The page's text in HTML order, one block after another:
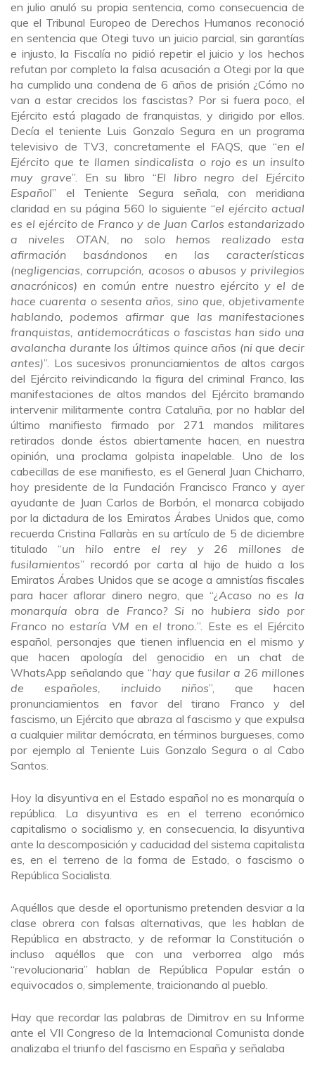
en julio anuló su propia sentencia, como consecuencia de
que el Tribunal Europeo de Derechos Humanos reconoció
en sentencia que Otegi tuvo un juicio parcial, sin garantías
e injusto, la Fiscalía no pidió repetir el juicio y los hechos
refutan por completo la falsa acusación a Otegi por la que
ha cumplido una condena de 6 años de prisión ¿Cómo no
van a estar crecidos los fascistas? Por si fuera poco, el
Ejército está plagado de franquistas, y dirigido por ellos.
Decía el teniente Luis Gonzalo Segura en un programa
televisivo de TV3, concretamente el FAQS, que “en el
Ejército que te llamen sindicalista o rojo es un insulto
muy grave”. En su libro “El libro negro del Ejército
Español” el Teniente Segura señala, con meridiana
claridad en su página 560 lo siguiente “el ejército actual
es el ejército de Franco y de Juan Carlos estandarizado
a niveles OTAN, no solo hemos realizado esta
afirmación basándonos en las características
(negligencias, corrupción, acosos o abusos y privilegios
anacrónicos) en común entre nuestro ejército y el de
hace cuarenta o sesenta años, sino que, objetivamente
hablando, podemos afirmar que las manifestaciones
franquistas, antidemocráticas o fascistas han sido una
avalancha durante los últimos quince años (ni que decir
antes)”. Los sucesivos pronunciamientos de altos cargos
del Ejército reivindicando la figura del criminal Franco, las
manifestaciones de altos mandos del Ejército bramando
intervenir militarmente contra Cataluña, por no hablar del
último manifiesto firmado por 271 mandos militares
retirados donde éstos abiertamente hacen, en nuestra
opinión, una proclama golpista inapelable. Uno de los
cabecillas de ese manifiesto, es el General Juan Chicharro,
hoy presidente de la Fundación Francisco Franco y ayer
ayudante de Juan Carlos de Borbón, el monarca cobijado
por la dictadura de los Emiratos Árabes Unidos que, como
recuerda Cristina Fallaràs en su artículo de 5 de diciembre
titulado “un hilo entre el rey y 26 millones de
fusilamientos” recordó por carta al hijo de huido a los
Emiratos Árabes Unidos que se acoge a amnistías fiscales
para hacer aflorar dinero negro, que “¿Acaso no es la
monarquía obra de Franco? Si no hubiera sido por
Franco no estaría VM en el trono.”. Este es el Ejército
español, personajes que tienen influencia en el mismo y
que hacen apología del genocidio en un chat de
WhatsApp señalando que “hay que fusilar a 26 millones
de españoles, incluido niños”, que hacen
pronunciamientos en favor del tirano Franco y del
fascismo, un Ejército que abraza al fascismo y que expulsa
a cualquier militar demócrata, en términos burgueses, como
por ejemplo al Teniente Luis Gonzalo Segura o al Cabo
Santos.
Hoy la disyuntiva en el Estado español no es monarquía o
república. La disyuntiva es en el terreno económico
capitalismo o socialismo y, en consecuencia, la disyuntiva
ante la descomposición y caducidad del sistema capitalista
es, en el terreno de la forma de Estado, o fascismo o
República Socialista.
Aquéllos que desde el oportunismo pretenden desviar a la
clase obrera con falsas alternativas, que les hablan de
República en abstracto, y de reformar la Constitución o
incluso aquéllos que con una verborrea algo más
“revolucionaria” hablan de República Popular están o
equivocados o, simplemente, traicionando al pueblo.
Hay que recordar las palabras de Dimitrov en su Informe
ante el VII Congreso de la Internacional Comunista donde
analizaba el triunfo del fascismo en España y señalaba